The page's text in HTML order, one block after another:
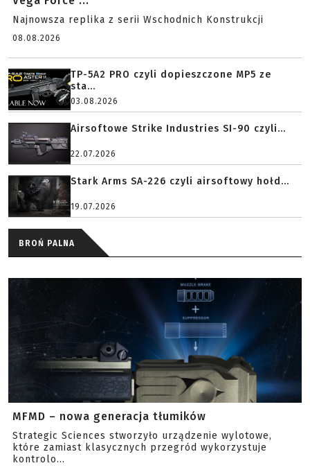
Najnowsza replika z serii Wschodnich Konstrukcji
08.08.2026
TP-5A2 PRO czyli dopieszczone MP5 ze
sta...
03.08.2026
Airsoftowe Strike Industries SI-90 czyli...
22.07.2026
Stark Arms SA-226 czyli airsoftowy hołd...
19.07.2026
BROŃ PALNA
MFMD – nowa generacja tłumików
Strategic Sciences stworzyło urządzenie wylotowe,
które zamiast klasycznych przegród wykorzystuje
kontrolo...